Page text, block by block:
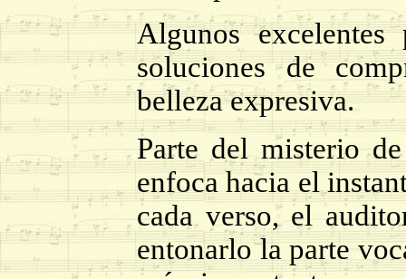
Algunos
soluciones de
belleza expresiva.
Parte del misterio
enfoca hacia el
cada verso, el
entonarlo la parte